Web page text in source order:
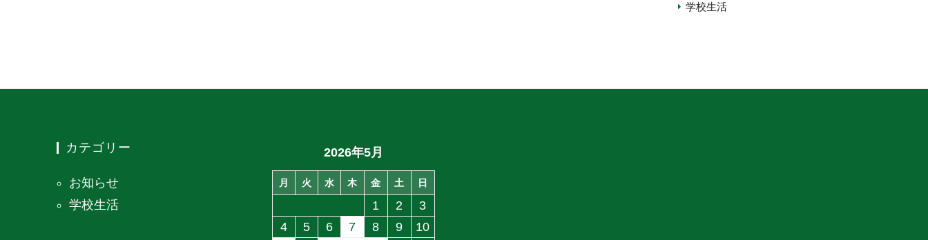
学校生活
カテゴリー
お知らせ
学校生活
2026年5月
月 火 水 木 金 土 日
1 2
3
4
5 6 7 8 9 10